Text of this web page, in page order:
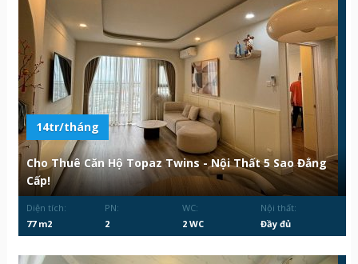
14tr/tháng
Cho Thuê Căn Hộ Topaz Twins - Nội Thất 5 Sao Đẳng
Cấp!
Diện tích:
77 m2
PN:
2
WC:
2 WC
Nội thất:
Đầy đủ